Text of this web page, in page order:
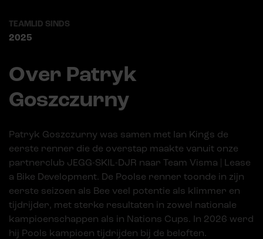
TEAMLID SINDS
2025
Over Patryk
Goszczurny
Patryk Goszczurny was samen met Ian Kings de
eerste renner die de overstap maakte vanuit onze
partnerclub JEGG-SKIL-DJR naar Team Visma | Lease
a Bike Development. De Poolse renner toonde in zijn
eerste seizoen als Bee veel potentie als klimmer en
tijdrijder, met sterke resultaten in zowel nationale
kampioenschappen als in Nations Cups. In 2026 werd
hij Pools kampioen tijdrijden bij de beloften.